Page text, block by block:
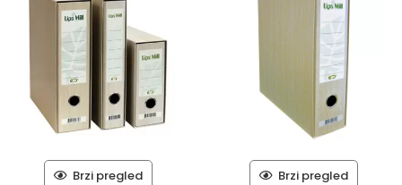
Brzi pregled Brzi pregled